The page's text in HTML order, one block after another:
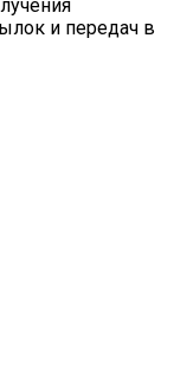
и передач в